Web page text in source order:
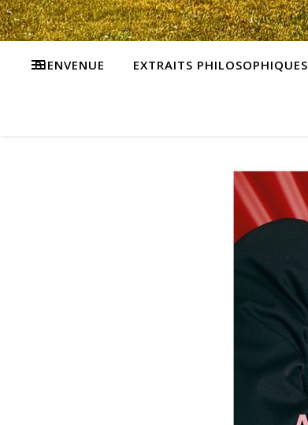
BIENVENUE EXTRAITS PHILOSOPHIQUES